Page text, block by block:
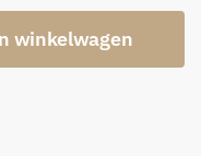
winkelwagen